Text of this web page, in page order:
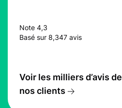
Note 4,3
Basé sur 8,347 avis
Voir les milliers d’avis de
nos clients